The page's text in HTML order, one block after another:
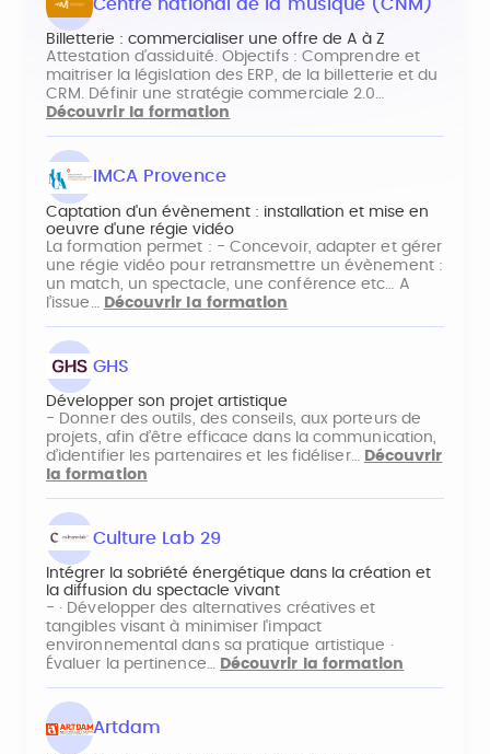
Centre national de la musique (CNM)
Billetterie : commercialiser une offre de A à Z
Attestation d’assiduité. Objectifs : Comprendre et
maitriser la législation des ERP, de la billetterie et du
CRM. Définir une stratégie commerciale 2.0…
Découvrir la formation
IMCA Provence
Captation d'un évènement : installation et mise en
oeuvre d'une régie vidéo
La formation permet : - Concevoir, adapter et gérer
une régie vidéo pour retransmettre un évènement :
un match, un spectacle, une conférence etc… A
l’issue…
Découvrir la formation
GHS
Développer son projet artistique
- Donner des outils, des conseils, aux porteurs de
projets, afin d’être efficace dans la communication,
d’identifier les partenaires et les fidéliser… Découvrir
la formation
Culture Lab 29
Intégrer la sobriété énergétique dans la création et
la diffusion du spectacle vivant
- · Développer des alternatives créatives et
tangibles visant à minimiser l'impact
environnemental dans sa pratique artistique ·
Évaluer la pertinence… Découvrir la formation
Artdam